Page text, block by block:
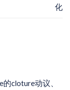
cloture动议、
化